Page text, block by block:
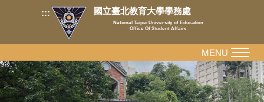
內
容
區
::: 國立臺北教育大學學務處
National Taipei University of Education
Office Of Student Affairs
MENU